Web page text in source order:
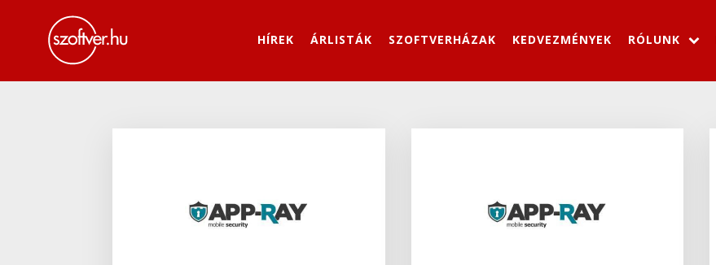
HÍREK ÁRLISTÁK SZOFTVERHÁZAK KEDVEZMÉNYEK RÓLUNK